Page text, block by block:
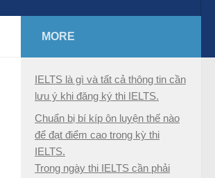
MORE
IELTS là gì và tất cả thông tin cần
lưu ý khi đăng ký thi IELTS.
Chuẩn bị bí kíp ôn luyện thế nào
để đạt điểm cao trong kỳ thi
IELTS.
Trong ngày thi IELTS cần phải